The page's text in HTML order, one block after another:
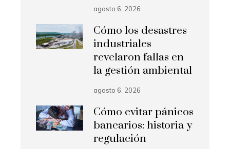
agosto 6, 2026
Cómo los desastres
industriales
revelaron fallas en
la gestión ambiental
agosto 6, 2026
Cómo evitar pánicos
bancarios: historia y
regulación